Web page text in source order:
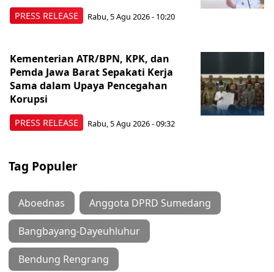
PRESS RELEASE Rabu, 5 Agu 2026 - 10:20
PRESS RELEASE
Kementerian ATR/BPN, KPK, dan
Pemda Jawa Barat Sepakati Kerja
Sama dalam Upaya Pencegahan
Korupsi
Rabu, 5 Agu 2026 - 09:32
Tag Populer
Aboednas Anggota DPRD Sumedang
Bangbayang-Dayeuhluhur
Bendung Rengrang